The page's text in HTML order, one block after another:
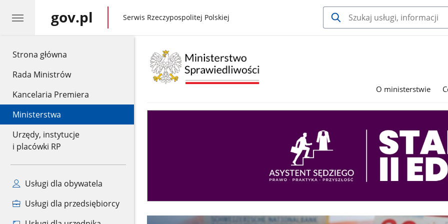
Strona główna
Rada Ministrów
Kancelaria Premiera
Ministerstwa
Urzędy, instytucje
i placówki RP
Usługi dla obywatela
Usługi dla przedsiębiorcy
gov.pl gov.pl
Serwis Rzeczypospolitej Polskiej
O ministerstwie